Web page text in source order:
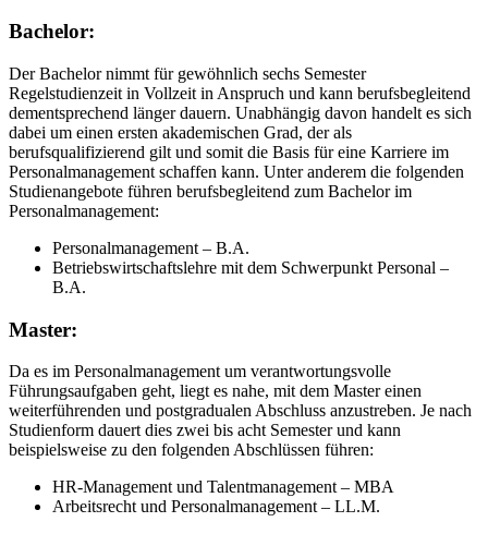
Bachelor:
Der Bachelor nimmt für gewöhnlich sechs Semester
Regelstudienzeit in Vollzeit in Anspruch und kann berufsbegleitend
dementsprechend länger dauern. Unabhängig davon handelt es sich
dabei um einen ersten akademischen Grad, der als
berufsqualifizierend gilt und somit die Basis für eine Karriere im
Personalmanagement schaffen kann. Unter anderem die folgenden
Studienangebote führen berufsbegleitend zum Bachelor im
Personalmanagement:
Personalmanagement – B.A.
Betriebswirtschaftslehre mit dem Schwerpunkt Personal –
B.A.
Master:
Da es im Personalmanagement um verantwortungsvolle
Führungsaufgaben geht, liegt es nahe, mit dem Master einen
weiterführenden und postgradualen Abschluss anzustreben. Je nach
Studienform dauert dies zwei bis acht Semester und kann
beispielsweise zu den folgenden Abschlüssen führen:
HR-Management und Talentmanagement – MBA
Arbeitsrecht und Personalmanagement – LL.M.